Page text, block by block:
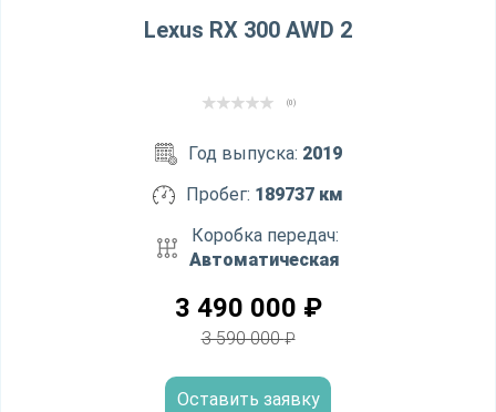
Lexus RX 300 AWD 2
(0)
Год выпуска: 2019
Пробег: 189737 км
Коробка передач:
Автоматическая
3 490 000 ₽
3 590 000₽
Оставить заявку